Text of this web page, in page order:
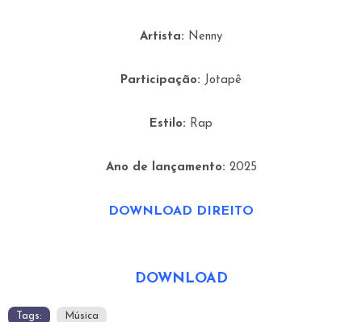
Artista: Nenny
Participação: Jotapê
Estilo: Rap
Ano de lançamento: 2025
DOWNLOAD DIREITO
DOWNLOAD
Tags: Música